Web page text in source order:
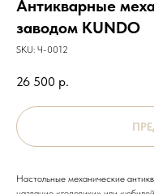
Антикварные
заводом KUNDO
SKU: Ч-0012
26 500 р.
Настольные механические